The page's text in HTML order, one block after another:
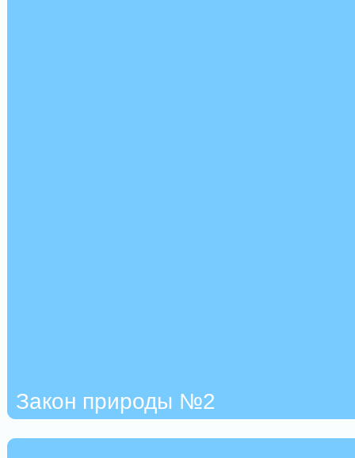
Закон природы №2